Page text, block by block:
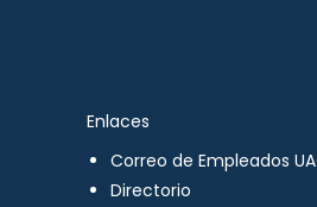
Enlaces
Correo de Empleados
Directorio